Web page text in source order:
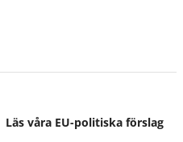
Läs våra EU-politiska förslag